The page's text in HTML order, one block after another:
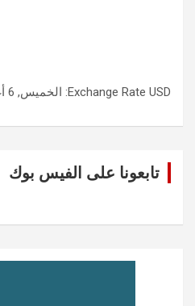
Exchange Rate USD : الخميس, 6 أغسطس.
تابعونا على الفيس بوك